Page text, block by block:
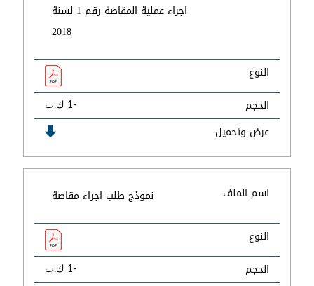
اجراء عملية المقاصة رقم 1 لسنة
2018
النوع
الحجم
-1 ك.ب
عرض وتحميل
اسم الملف نموذج طلب اجراء مقاصة
النوع
الحجم
-1 ك.ب